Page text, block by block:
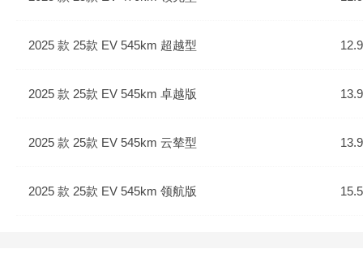
2025 款 25款 EV 545km 超越型
2025 款 25款 EV 545km 卓越版
2025 款 25款 EV 545km 云辇型
2025 款 25款 EV 545km 领航版